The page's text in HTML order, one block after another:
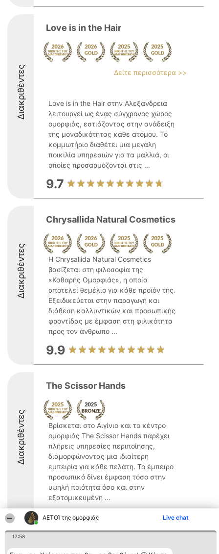
ΑΕΤΟΊ της ομορφιάς Live chat
17:58
Διακριθέντες
Love is in the Hair
Δείτε περισσότερα >>
Love is in the Hair στην Αλεξάνδρεια
λειτουργεί ως ένας σύγχρονος χώρος
ομορφιάς, εστιάζοντας στην ανάδειξη
της μοναδικότητας κάθε ατόμου. Το
κομμωτήριο διαθέτει μια μεγάλη
ποικιλία υπηρεσιών για τα μαλλιά, οι
οποίες προσαρμόζονται στις ...
9.7
Διακριθέντες
Chrysallida Natural Cosmetics
Η Chrysallida Natural Cosmetics
βασίζεται στη φιλοσοφία της
«Καθαρής Ομορφιάς», η οποία
αποτελεί θεμέλιο για κάθε προϊόν της.
Εξειδικεύεται στην παραγωγή και
διάθεση καλλυντικών και προσωπικής
φροντίδας με έμφαση στη φιλικότητα
προς τον άνθρωπο ...
9.9
Διακριθέντες
The Scissor Hands
Βρίσκεται στο Αιγίνιο και το κέντρο
ομορφιάς The Scissor Hands παρέχει
πλήρεις υπηρεσίες περιποίησης,
διαμορφώνοντας μια ιδιαίτερη
εμπειρία για κάθε πελάτη. Το έμπειρο
προσωπικό δίνει έμφαση τόσο στην
υψηλή ποιότητα όσο και στην
εξατομικευμένη ...
Διοργανωτής της
Κατάταξη Επικοινωνία